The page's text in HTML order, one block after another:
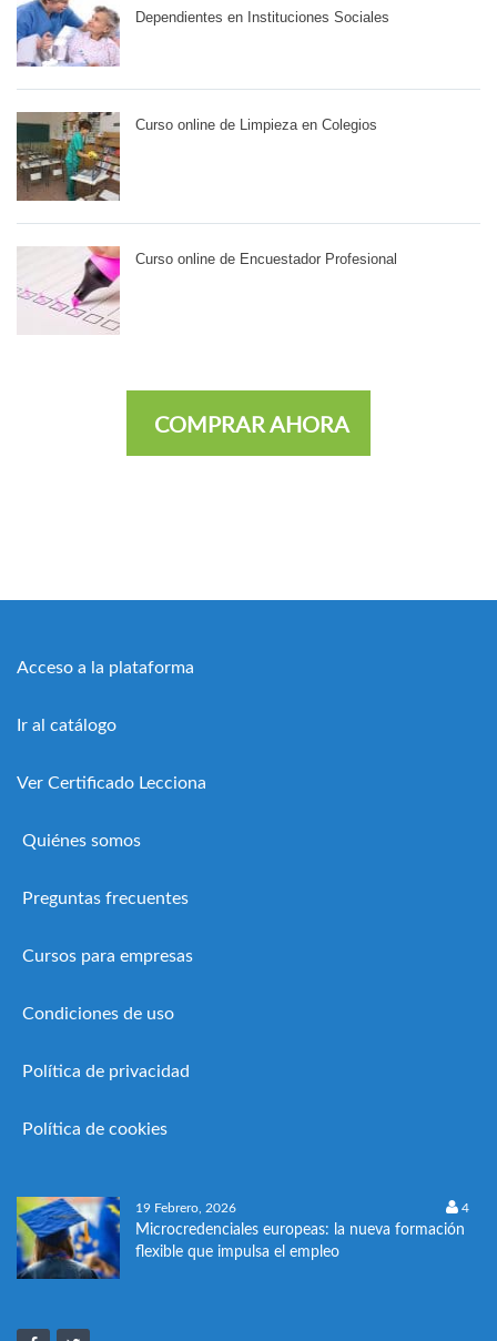
Dependientes en Instituciones Sociales
Curso online de Limpieza en Colegios
Curso online de Encuestador Profesional
COMPRAR AHORA
Acceso a la plataforma
Ir al catálogo
Ver Certificado Lecciona
Quiénes somos
Preguntas frecuentes
Cursos para empresas
Condiciones de uso
Política de privacidad
Política de cookies
19 Febrero, 2026 4
Microcredenciales europeas: la nueva formación
flexible que impulsa el empleo